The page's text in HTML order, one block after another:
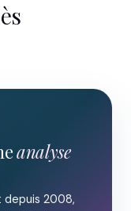
analyse
depuis 2008,